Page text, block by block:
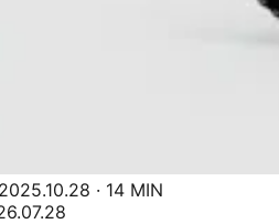
2025.10.28 · 14 MIN